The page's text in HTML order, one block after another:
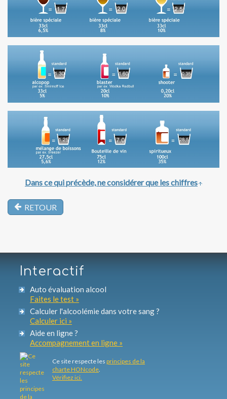
Dans ce qui précède, ne considérer que les chiffres
RETOUR
Interactif
Auto évaluation alcool
Faites le test »
Calculer l'alcoolémie dans votre sang ?
Calculer ici »
Aide en ligne ?
Accompagnement en ligne »
Ce site respecte les principes de la
charte HONcode
Vérifiez ici.